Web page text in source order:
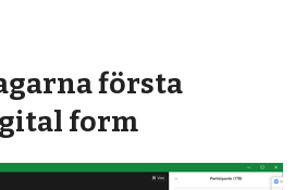
första
form